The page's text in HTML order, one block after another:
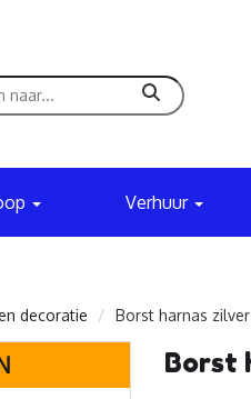
zoeken
Verhuur
decoratie Borst harnas
Borst